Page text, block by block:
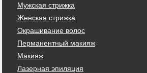
Мужская стрижка
Женская стрижка
Окрашивание волос
Перманентный макияж
Макияж
Лазерная эпиляция